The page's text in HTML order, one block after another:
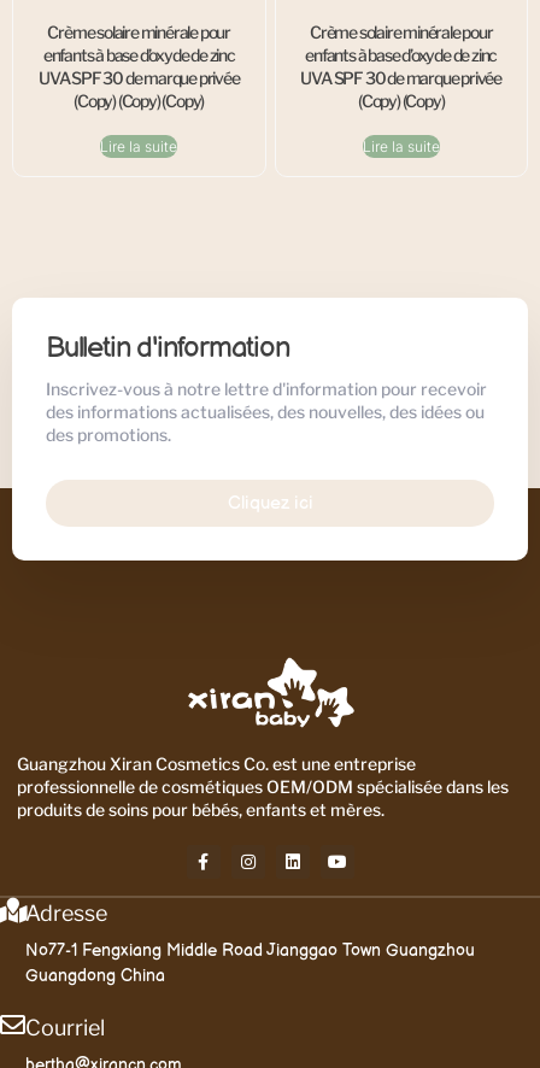
Crème solaire minérale pour
enfants à base d’oxyde de zinc
UVA SPF 30 de marque privée
(Copy) (Copy) (Copy)
Lire la suite
Crème solaire minérale pour
enfants à base d’oxyde de zinc
UVA SPF 30 de marque privée
(Copy) (Copy)
Lire la suite
Bulletin d'information
Inscrivez-vous à notre lettre d'information pour recevoir
des informations actualisées, des nouvelles, des idées ou
des promotions.
Cliquez ici
Guangzhou Xiran Cosmetics Co. est une entreprise
professionnelle de cosmétiques OEM/ODM spécialisée dans les
produits de soins pour bébés, enfants et mères.
Adresse
No77-1 Fengxiang Middle Road Jianggao Town Guangzhou
Guangdong China
Courriel